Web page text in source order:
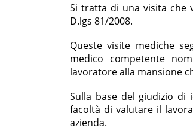
Si tratta di una visita che
D.lgs 81/2008.
Queste visite mediche
medico competente
lavoratore alla mansione
Sulla base del giudizio
facoltà di valutare il
azienda.